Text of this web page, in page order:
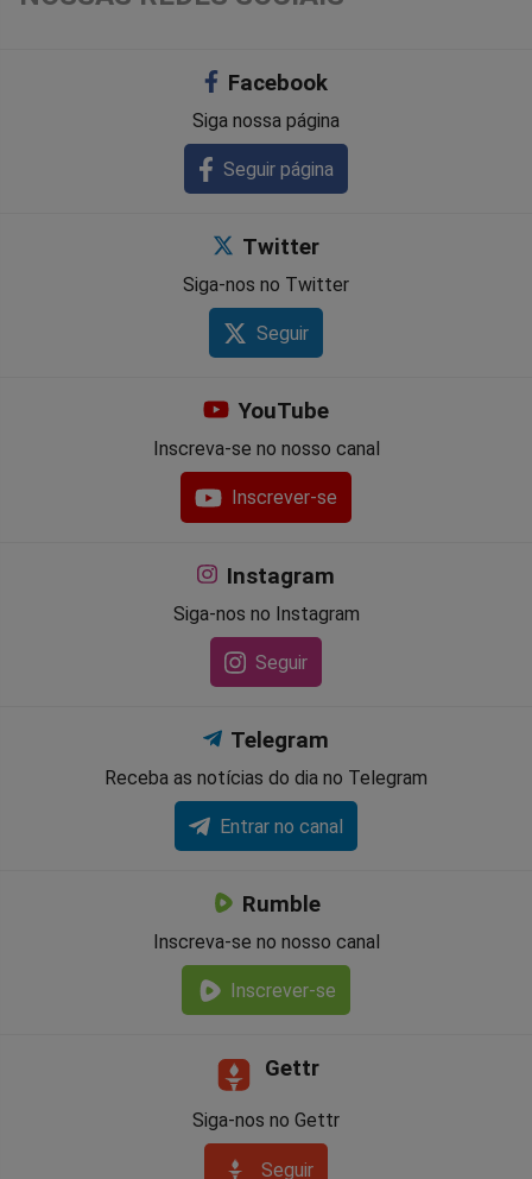
Facebook
Siga nossa página
Seguir página
Twitter
Siga-nos no Twitter
Seguir
YouTube
Inscreva-se no nosso canal
Inscrever-se
Instagram
Siga-nos no Instagram
Seguir
Telegram
Receba as notícias do dia no Telegram
Entrar no canal
Rumble
Inscreva-se no nosso canal
Inscrever-se
Gettr
Siga-nos no Gettr
Seguir